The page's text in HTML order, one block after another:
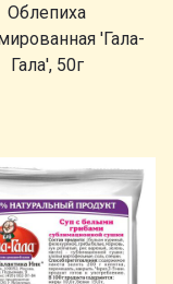
Облепиха
'Гала-
Гала', 50г